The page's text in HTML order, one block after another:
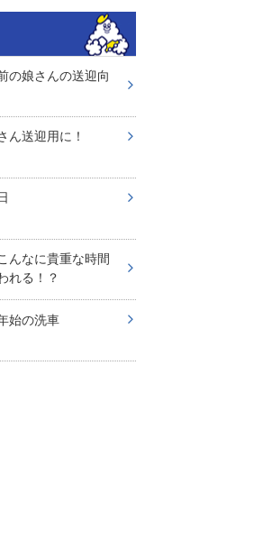
の娘さんの送迎向
ん送迎用に！
んなに貴重な時間
れる！？
始の洗車